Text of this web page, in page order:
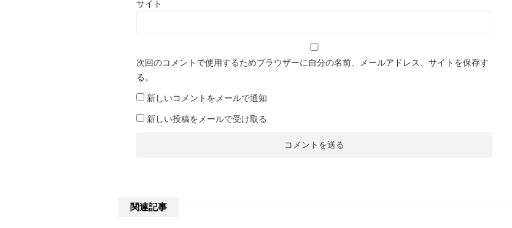
サイト
次回のコメントで使用するためブラウザーに自分の名前、メールアドレス、サイトを保存す
る。
新しいコメントをメールで通知
新しい投稿をメールで受け取る
関連記事